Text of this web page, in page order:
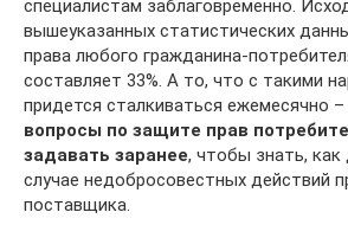
специалистам заблаговременно.
вышеуказанных статистических
права любого гражданина-
составляет 33%. А то, что с такими
придется сталкиваться ежемесячно
вопросы по защите прав
задавать заранее, чтобы знать, как
случае недобросовестных действий
поставщика.